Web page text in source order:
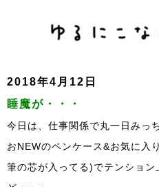
2018年4月12日
睡魔が・・・
今日は、仕事関係で丸一日みっ
おNEWのペンケース&お気に入
筆の芯が入ってる)でテンショ